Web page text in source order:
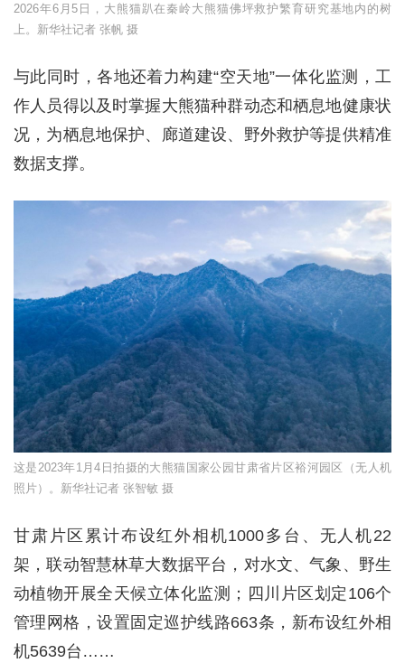
2026年6月5日，大熊猫趴在秦岭⼤熊猫佛坪救护繁育研究基地内的树
上。新华社记者 张帆 摄
与此同时，各地还着力构建“空天地”一体化监测，工
作人员得以及时掌握大熊猫种群动态和栖息地健康状
况，为栖息地保护、廊道建设、野外救护等提供精准
数据支撑。
这是2023年1月4日拍摄的大熊猫国家公园甘肃省片区裕河园区（无人机
照片）。新华社记者 张智敏 摄
甘肃片区累计布设红外相机1000多台、无人机22
架，联动智慧林草大数据平台，对水文、气象、野生
动植物开展全天候立体化监测；四川片区划定106个
管理网格，设置固定巡护线路663条，新布设红外相
机5639台……